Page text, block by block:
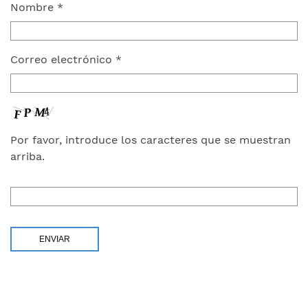
Nombre *
Correo electrónico *
Por favor, introduce los caracteres que se muestran
arriba.